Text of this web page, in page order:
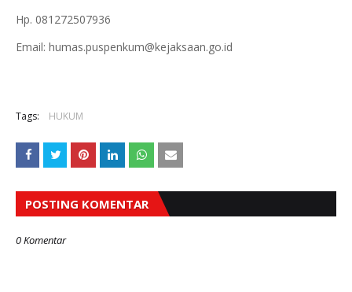
Hp. 081272507936
Email: humas.puspenkum@kejaksaan.go.id
Tags: HUKUM
POSTING KOMENTAR
0 Komentar